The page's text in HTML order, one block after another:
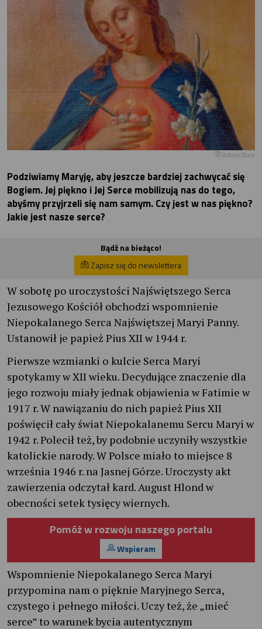
Adobe Stock
Podziwiamy Maryję, aby jeszcze bardziej zachwycać się
Bogiem. Jej piękno i Jej Serce mobilizują nas do tego,
abyśmy przyjrzeli się nam samym. Czy jest w nas piękno?
Jakie jest nasze serce?
Bądź na bieżąco!
Zapisz się do newslettera
W sobotę po uroczystości Najświętszego Serca
Jezusowego Kościół obchodzi wspomnienie
Niepokalanego Serca Najświętszej Maryi Panny.
Ustanowił je papież Pius XII w 1944 r.
Pierwsze wzmianki o kulcie Serca Maryi
spotykamy w XII wieku. Decydujące znaczenie dla
jego rozwoju miały jednak objawienia w Fatimie w
1917 r. W nawiązaniu do nich papież Pius XII
poświęcił cały świat Niepokalanemu Sercu Maryi w
1942 r. Polecił też, by podobnie uczyniły wszystkie
katolickie narody. W Polsce miało to miejsce 8
września 1946 r. na Jasnej Górze. Uroczysty akt
zawierzenia odczytał kard. August Hlond w
obecności setek tysięcy wiernych.
Pomóż w rozwoju naszego portalu
Wspieram
Wspomnienie Niepokalanego Serca Maryi
przypomina nam o pięknie Maryjnego Serca,
czystego i pełnego miłości. Uczy też, że „mieć
serce” to warunek bycia autentycznym